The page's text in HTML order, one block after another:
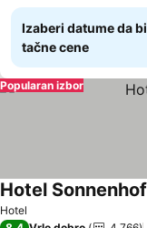
Izaberi datume da
tačne cene
Popularan izbor
Hotel
Hotel